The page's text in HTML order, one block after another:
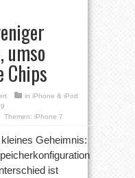
umso
Chips
in iPhone & iPod
Themen: iPhone 7
Geheimnis:
ist